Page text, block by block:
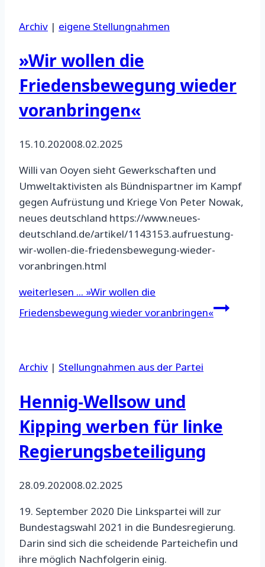
Archiv | eigene Stellungnahmen
»Wir wollen die
Friedensbewegung wieder
voranbringen«
15.10.202008.02.2025
Willi van Ooyen sieht Gewerkschaften und
Umweltaktivisten als Bündnispartner im Kampf
gegen Aufrüstung und Kriege Von Peter Nowak,
neues deutschland https://www.neues-
deutschland.de/artikel/1143153.aufruestung-
wir-wollen-die-friedensbewegung-wieder-
voranbringen.html
weiterlesen ... »Wir wollen die
Friedensbewegung wieder voranbringen«
Archiv | Stellungnahmen aus der Partei
Hennig-Wellsow und
Kipping werben für linke
Regierungsbeteiligung
28.09.202008.02.2025
19. September 2020 Die Linkspartei will zur
Bundestagswahl 2021 in die Bundesregierung.
Darin sind sich die scheidende Parteichefin und
ihre möglich Nachfolgerin einig.